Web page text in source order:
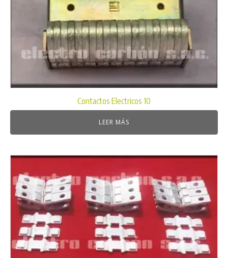
Contactos Electricos 10
LEER MÁS